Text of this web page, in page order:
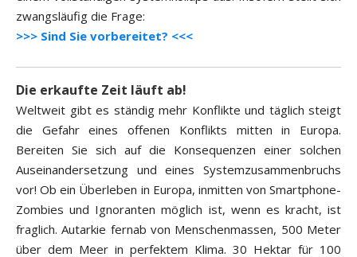
zwangsläufig die Frage:
>>> Sind Sie vorbereitet? <<<
Die erkaufte Zeit läuft ab!
Weltweit gibt es ständig mehr Konflikte und täglich steigt
die Gefahr eines offenen Konflikts mitten in Europa.
Bereiten Sie sich auf die Konsequenzen einer solchen
Auseinandersetzung und eines Systemzusammenbruchs
vor! Ob ein Überleben in Europa, inmitten von Smartphone-
Zombies und Ignoranten möglich ist, wenn es kracht, ist
fraglich. Autarkie fernab von Menschenmassen, 500 Meter
über dem Meer in perfektem Klima. 30 Hektar für 100